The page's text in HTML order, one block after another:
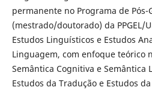
permanente no Programa de
(mestrado/doutorado) da PPGEL/
Estudos Linguísticos e Estudos
Linguagem, com enfoque teórico
Semântica Cognitiva e Semântica
Estudos da Tradução e Estudos